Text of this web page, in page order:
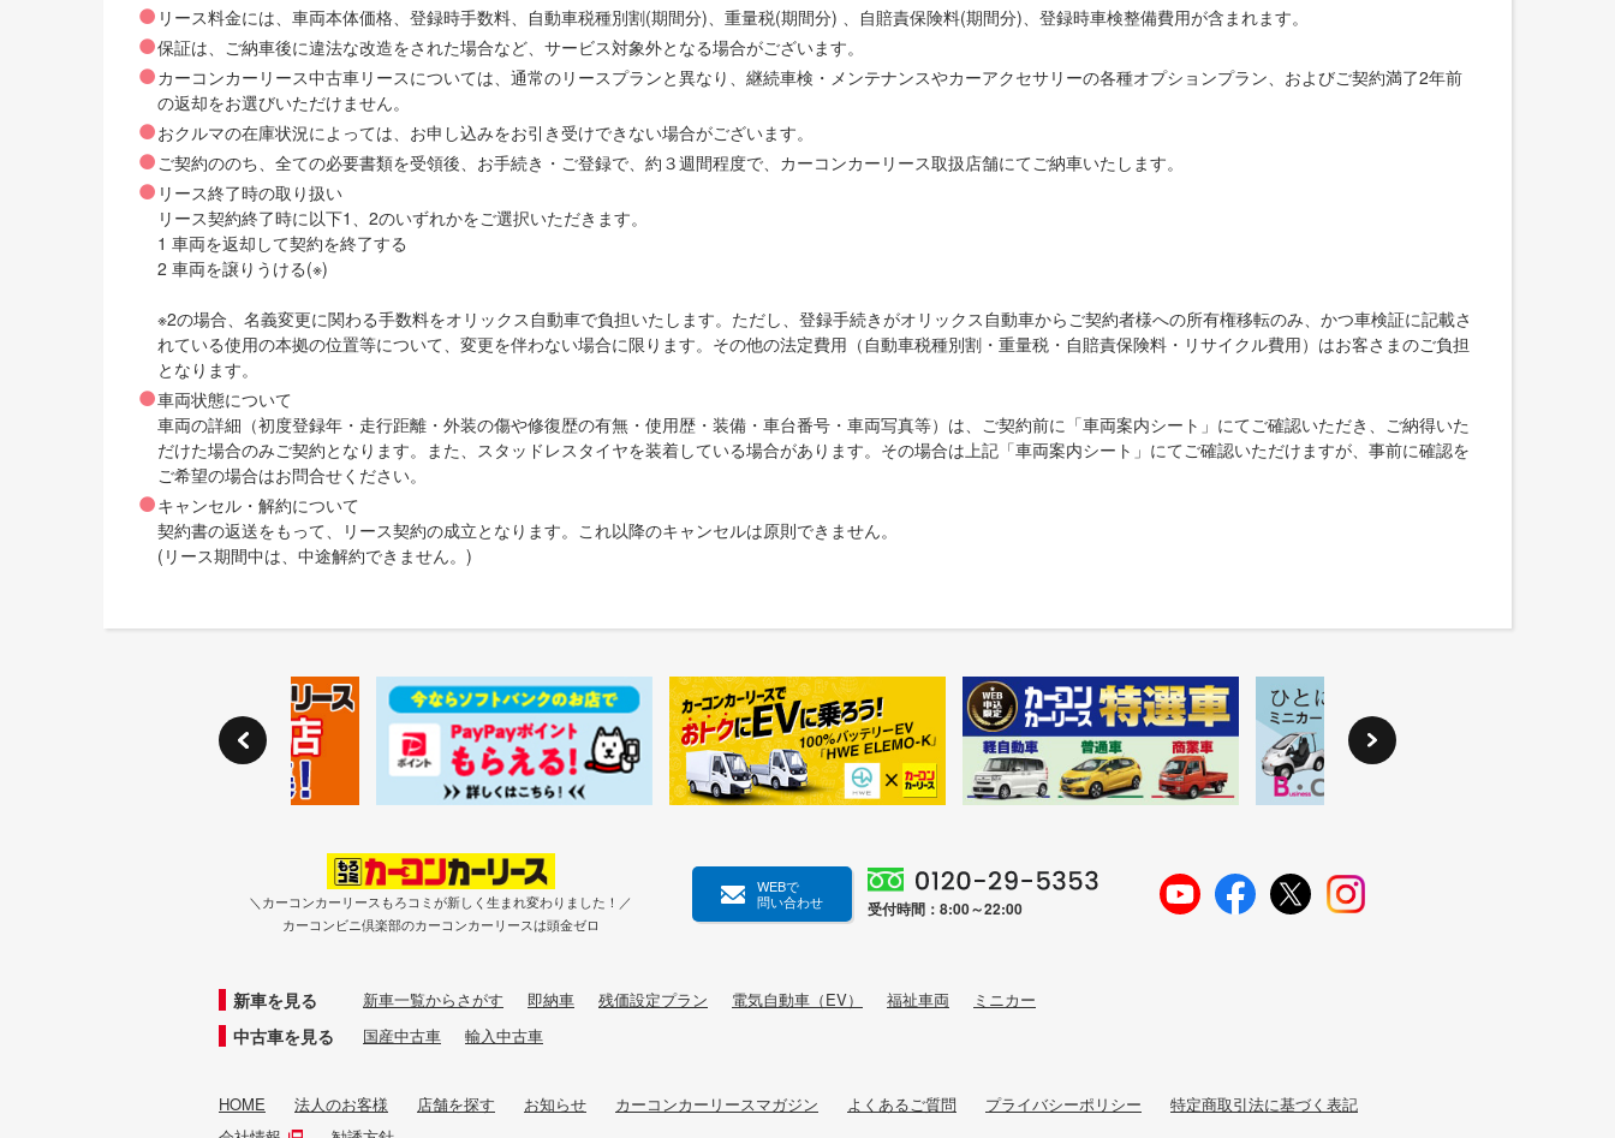
リース料金には、車両本体価格、登録時手数料、自動車税種別割(期間分)、重量税(期間分) 、自賠責保険料(期間分)、登録時車検整備費用が含まれます。
保証は、ご納車後に違法な改造をされた場合など、サービス対象外となる場合がございます。
カーコンカーリース中古車リースについては、通常のリースプランと異なり、継続車検・メンテナンスやカーアクセサリーの各種オプションプラン、およびご契約満了2年前
の返却をお選びいただけません。
おクルマの在庫状況によっては、お申し込みをお引き受けできない場合がございます。
ご契約ののち、全ての必要書類を受領後、お手続き・ご登録で、約３週間程度で、カーコンカーリース取扱店舗にてご納車いたします。
リース終了時の取り扱い
リース契約終了時に以下1、2のいずれかをご選択いただきます。
1 車両を返却して契約を終了する
2 車両を譲りうける(※)
※2の場合、名義変更に関わる手数料をオリックス自動車で負担いたします。ただし、登録手続きがオリックス自動車からご契約者様への所有権移転のみ、かつ車検証に記載さ
れている使用の本拠の位置等について、変更を伴わない場合に限ります。その他の法定費用（自動車税種別割・重量税・自賠責保険料・リサイクル費用）はお客さまのご負担
となります。
車両状態について
車両の詳細（初度登録年・走行距離・外装の傷や修復歴の有無・使用歴・装備・車台番号・車両写真等）は、ご契約前に「車両案内シート」にてご確認いただき、ご納得いた
だけた場合のみご契約となります。また、スタッドレスタイヤを装着している場合があります。その場合は上記「車両案内シート」にてご確認いただけますが、事前に確認を
ご希望の場合はお問合せください。
キャンセル・解約について
契約書の返送をもって、リース契約の成立となります。これ以降のキャンセルは原則できません。
(リース期間中は、中途解約できません。)
＼カーコンカーリースもろコミが新しく生まれ変わりました！／
カーコンビニ倶楽部のカーコンカーリースは頭金ゼロ
WEBで
問い合わせ
受付時間：8:00～22:00
新車を見る 新車一覧からさがす 即納車 残価設定プラン 電気自動車（EV） 福祉車両 ミニカー
中古車を見る 国産中古車 輸入中古車
HOME 法人のお客様 店舗を探す お知らせ カーコンカーリースマガジン よくあるご質問 プライバシーポリシー
特定商取引法に基づく表記